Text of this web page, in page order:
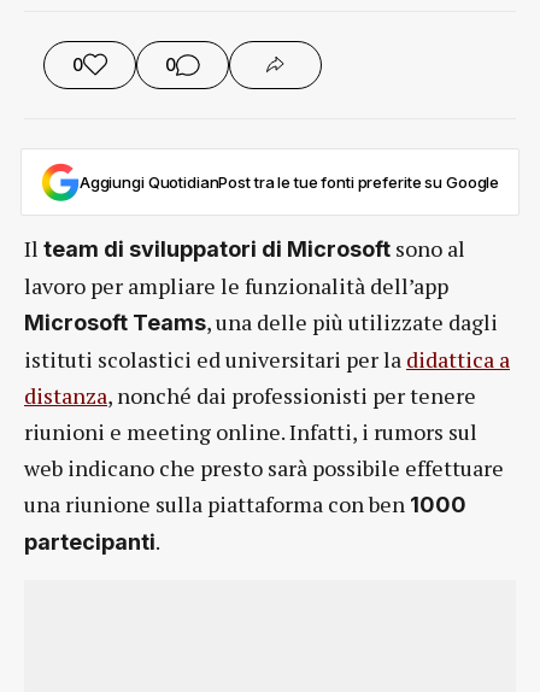
0 0
Aggiungi QuotidianPost tra le tue fonti preferite su Google
Il team di sviluppatori di Microsoft sono al
lavoro per ampliare le funzionalità dell’app
Microsoft Teams, una delle più utilizzate dagli
istituti scolastici ed universitari per la didattica a
distanza, nonché dai professionisti per tenere
riunioni e meeting online. Infatti, i rumors sul
web indicano che presto sarà possibile effettuare
una riunione sulla piattaforma con ben 1000
partecipanti.